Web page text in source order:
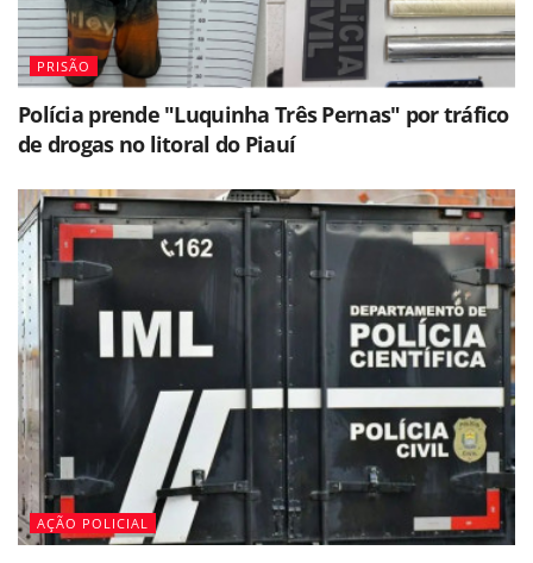
PRISÃO
Polícia prende "Luquinha Três Pernas" por tráfico
de drogas no litoral do Piauí
AÇÃO POLICIAL